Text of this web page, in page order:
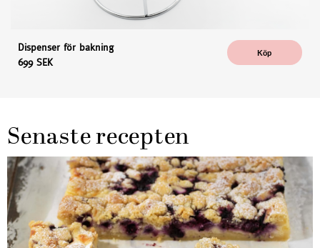
Dispenser för bakning
699 SEK
Köp
Senaste recepten